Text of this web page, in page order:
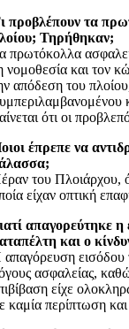
προβλέπουν τα
Τηρήθηκαν;
πρωτόκολλα
νομοθεσία και τον
απόδεση του
ότι οι
έπρεπε να
του Πλοιάρχου,
είχαν οπτική
απαγορεύτηκε η
και ο
απαγόρευση εισόδου
ασφαλείας,
είχε
καμία περίπτωση